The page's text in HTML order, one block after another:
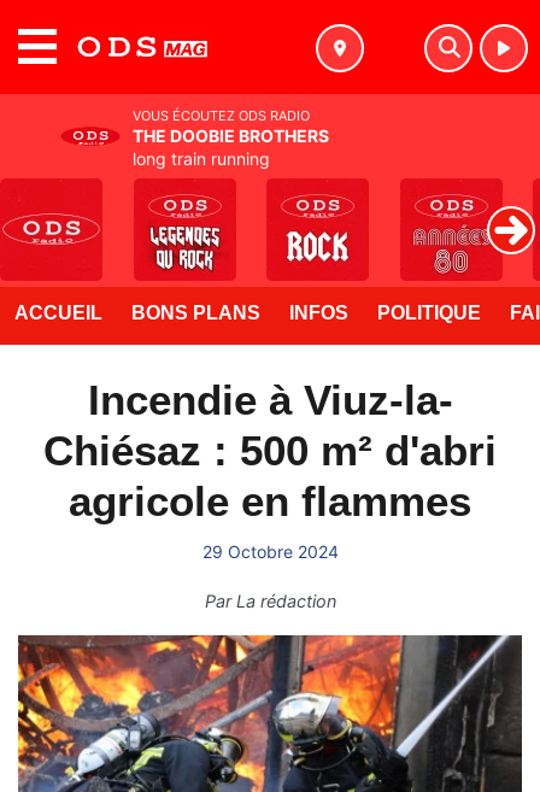
ACCUEIL BONS PLANS INFOS POLITIQUE
Incendie à Viuz-la-
Chiésaz : 500 m² d'abri
agricole en flammes
29 Octobre 2024
ParLa rédaction
VOUS ÉCOUTEZ ODS RADIO
THE DOOBIE BROTHERS
long train running